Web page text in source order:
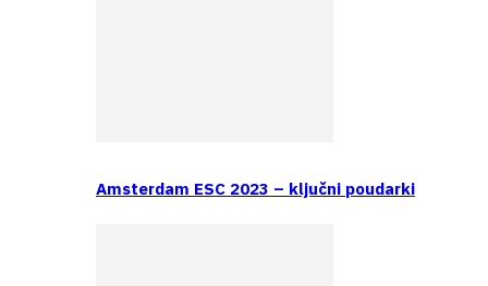
Amsterdam ESC 2023 – ključni poudarki